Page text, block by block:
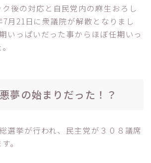
ク後の対応と自民党内の麻生おろし
7月21日に衆議院が解散となりまし
いっぱいだった事からほぼ任期いっ
夢の始まりだった！？
選挙が行われ、民主党が３０８議席
。